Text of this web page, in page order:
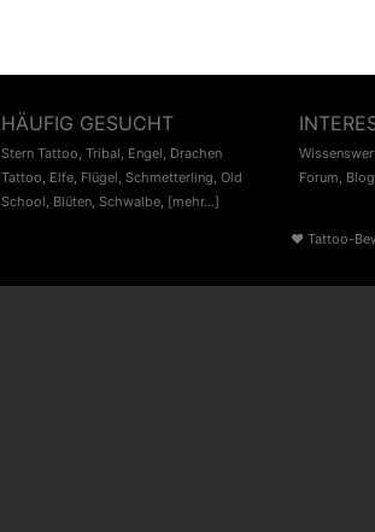
HÄUFIG GESUCHT
Stern Tattoo, Tribal, Engel, Drachen
Tattoo, Elfe, Flügel, Schmetterling, Old
School, Blüten, Schwalbe, [mehr...]
Forum, Blog
♥ Tattoo-